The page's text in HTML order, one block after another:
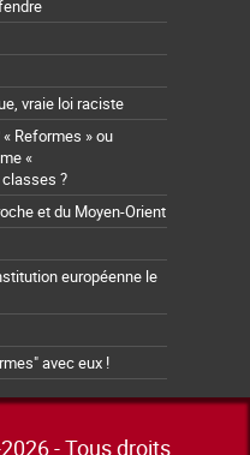
vraie loi raciste
Reformes » ou
«
?
et du Moyen-Orient
européenne le
avec eux !
- Tous droits